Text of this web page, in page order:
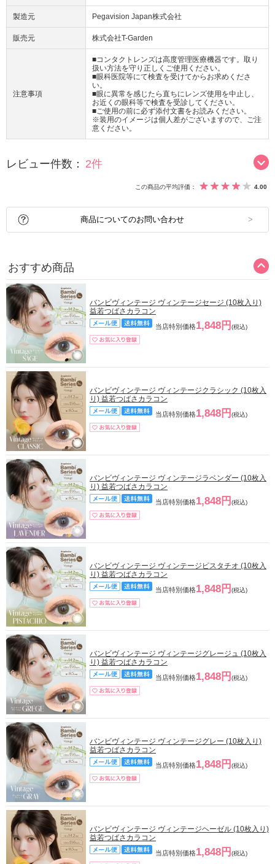
製造元 Pegavision Japan株式会社
販売元 株式会社T-Garden
注意事項
■コンタクトレンズは高度管理医療機器です。取り
扱い方法を守り正しくご使用ください。
■眼科医院等にて検査を受けてからお求めくださ
い。
■眼に異常を感じたら直ちにレンズ使用を中止し、
お近くの眼科等で検査を受診してください。
■ご使用の前に必ず添付文書をお読みください。
※装用のイメージは個人差がございますので、ご注
意ください。
レビュー件数： 2件
この商品の平均評価： 4.00
商品についてのお問い合わせ
おすすめ商品
バンビヴィンテージ ヴィンテージセージ (10枚入り)
益若つばさカラコン
当店特別価格1,848円 (税込)
バンビヴィンテージ ヴィンテージクラシック (10枚入
り) 益若つばさカラコン
当店特別価格1,848円 (税込)
バンビヴィンテージ ヴィンテージラベンダー (10枚入
り) 益若つばさカラコン
当店特別価格1,848円 (税込)
バンビヴィンテージ ヴィンテージピスタチオ (10枚入
り) 益若つばさカラコン
当店特別価格1,848円 (税込)
バンビヴィンテージ ヴィンテージグレージュ (10枚入
り) 益若つばさカラコン
当店特別価格1,848円 (税込)
バンビヴィンテージ ヴィンテージグレー (10枚入り)
益若つばさカラコン
当店特別価格1,848円 (税込)
バンビヴィンテージ ヴィンテージヘーゼル (10枚入り)
益若つばさカラコン
当店特別価格1,848円 (税込)